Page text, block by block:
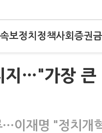
속보정치 정책사회 증권
지…"가장 큰
이재명 "정치개